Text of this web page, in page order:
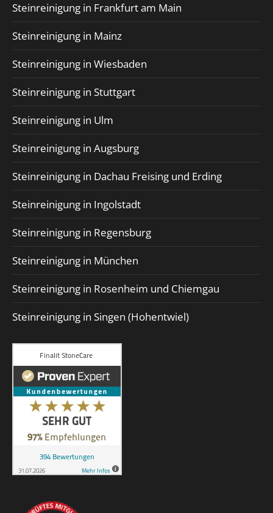
Steinreinigung in Frankfurt am Main
Steinreinigung in Mainz
Steinreinigung in Wiesbaden
Steinreinigung in Stuttgart
Steinreinigung in Ulm
Steinreinigung in Augsburg
Steinreinigung in Dachau Freising und Erding
Steinreinigung in Ingolstadt
Steinreinigung in Regensburg
Steinreinigung in München
Steinreinigung in Rosenheim und Chiemgau
Steinreinigung in Singen (Hohentwiel)